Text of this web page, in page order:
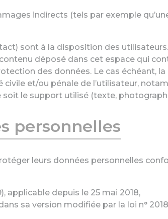
indirects (tels par exemple
sont à la disposition des
déposé dans cet espace qui
des données. Le cas échéant,
et/ou pénale de l’utilisateur,
soit le support utilisé (texte,
personnelles
leurs données personnelles
applicable depuis le 25 mai 2018,
sa version modifiée par la loi n°